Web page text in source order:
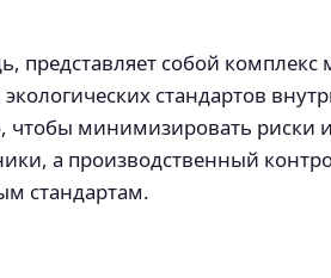
представляет собой
стандартов
чтобы минимизировать
а производственный
стандартам.